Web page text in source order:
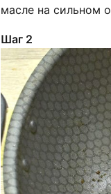
масле на сильном
Шаг 2